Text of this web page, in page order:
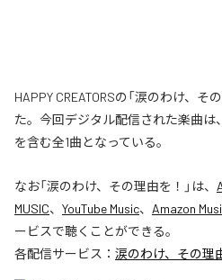
HAPPY CREATORSの「涙のわけ、
た。今回デジタル配信された楽曲は
を含む全1曲となっている。
なお「涙のわけ、その理由を！ 」は、
MUSIC、 YouTube Music、 Amazon
ービスで聴くことができる。
各配信サービス： 涙のわけ、その理